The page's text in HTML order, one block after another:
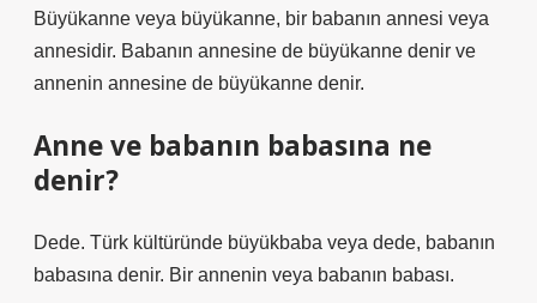
Büyükanne veya büyükanne, bir babanın annesi veya
annesidir. Babanın annesine de büyükanne denir ve
annenin annesine de büyükanne denir.
Anne ve babanın babasına ne
denir?
Dede. Türk kültüründe büyükbaba veya dede, babanın
babasına denir. Bir annenin veya babanın babası.